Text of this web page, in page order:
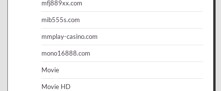
mfj889xx.com
mib555s.com
mmplay-casino.com
mono16888.com
Movie
Movie HD